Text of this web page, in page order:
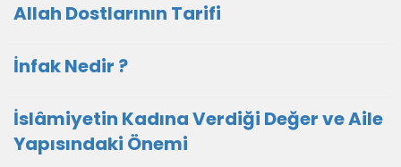
Allah Dostlarının Tarifi
İnfak Nedir ?
İslâmiyetin Kadına Verdiği Değer ve Aile
Yapısındaki Önemi